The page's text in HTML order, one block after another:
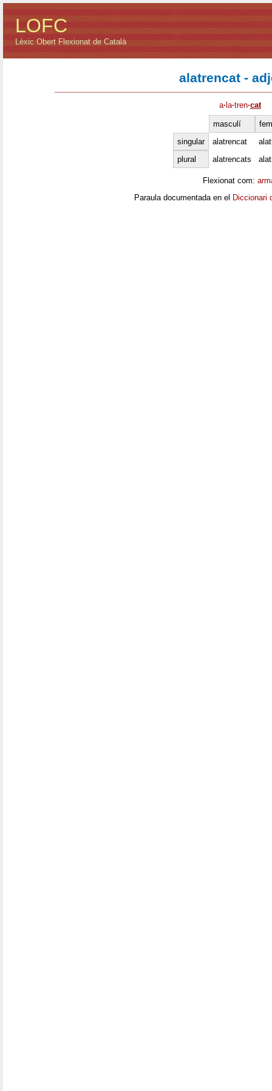
LOFC
Lèxic Obert Flexionat de Català
alatrencat -
a· la·tren·cat
masculí
singular
alatrencat
plural
alatrencats
Flexionat com:
Paraula documentada en el Diccionari